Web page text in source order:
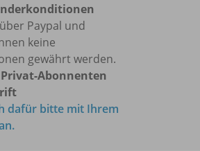
Paypal und
keine
gewährt werden.
Abonnenten
dafür bitte mit Ihrem